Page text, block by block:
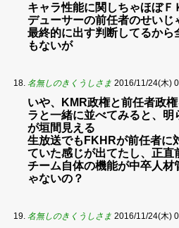
キャラ性能に関しちゃほぼＦ
デューサーの前任者のせいじ
最終的に出す判断してるから
もないが
名無しのきくうしさま 2016/11/24(木)
いや、KMR政権と前任者政
ラと一緒に並べてみると、明
が垣間見える
生放送でもFKHRが前任者に
ていた感じが出てたし、正直
チーム自体の機能が中卒人材
ゃないの？
名無しのきくうしさま 2016/11/24(木)